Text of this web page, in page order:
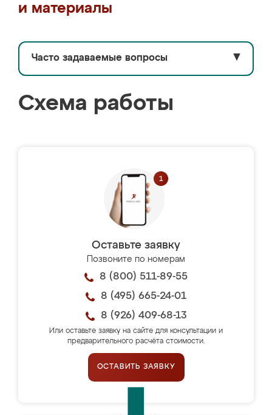
и материалы
Часто задаваемые вопросы ▼
Схема работы
Оставьте заявку
Позвоните по номерам
8 (800) 511-89-55
8 (495) 665-24-01
8 (926) 409-68-13
Или оставьте заявку на сайте для консультации и
предварительного расчёта стоимости.
ОСТАВИТЬ ЗАЯВКУ